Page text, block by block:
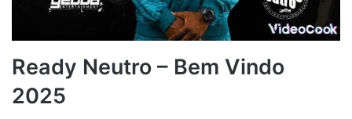
Ready Neutro – Bem Vindo
2025